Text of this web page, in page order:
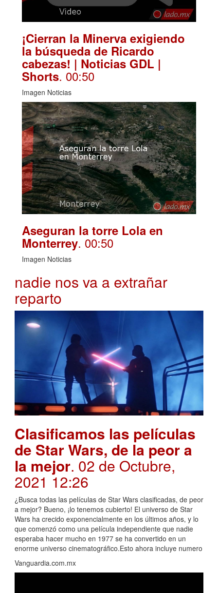
¡Cierran la Minerva exigiendo
la búsqueda de Ricardo
cabezas! | Noticias GDL |
Shorts. 00:50
Imagen Noticias
Aseguran la torre Lola en
Monterrey. 00:50
Imagen Noticias
nadie nos va a extrañar
reparto
Clasificamos las películas
de Star Wars, de la peor a
la mejor. 02 de Octubre,
2021 12:26
¿Busca todas las películas de Star Wars clasificadas, de peor
a mejor? Bueno, ¡lo tenemos cubierto! El universo de Star
Wars ha crecido exponencialmente en los últimos años, y lo
que comenzó como una película independiente que nadie
esperaba hacer mucho en 1977 se ha convertido en un
enorme universo cinematográfico.Esto ahora incluye numero
Vanguardia.com.mx